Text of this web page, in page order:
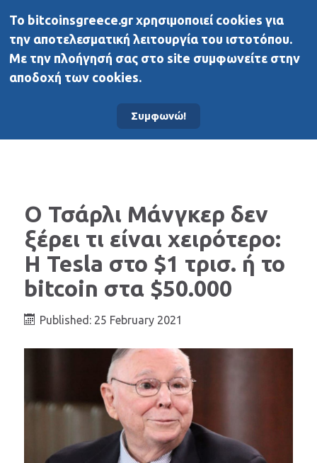
BitcoinsGreece
Άλλα μέσα
Ο Τσάρλι Μάνγκερ δεν
ξέρει τι είναι χειρότερο:
Η Tesla στο $1 τρισ. ή το
bitcoin στα $50.000
Published: 25 February 2021
To bitcoinsgreece.gr χρησιμοποιεί cookies για
την αποτελεσματική λειτουργία του ιστοτόπου.
Με την πλοήγησή σας στο site συμφωνείτε στην
αποδοχή των cookies.
Συμφωνώ!